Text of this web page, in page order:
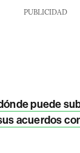
PUBLICIDAD
puede
acuerdos